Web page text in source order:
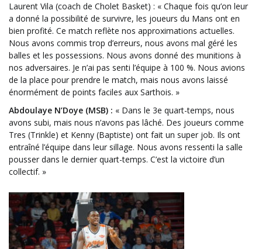
Laurent Vila (coach de Cholet Basket) : « Chaque fois qu’on leur
a donné la possibilité de survivre, les joueurs du Mans ont en
bien profité. Ce match reflète nos approximations actuelles.
Nous avons commis trop d’erreurs, nous avons mal géré les
balles et les possessions. Nous avons donné des munitions à
nos adversaires. Je n’ai pas senti l’équipe à 100 %. Nous avions
de la place pour prendre le match, mais nous avons laissé
énormément de points faciles aux Sarthois. »
Abdoulaye N’Doye (MSB) : « Dans le 3e quart-temps, nous
avons subi, mais nous n’avons pas lâché. Des joueurs comme
Tres (Trinkle) et Kenny (Baptiste) ont fait un super job. Ils ont
entraîné l’équipe dans leur sillage. Nous avons ressenti la salle
pousser dans le dernier quart-temps. C’est la victoire d’un
collectif. »